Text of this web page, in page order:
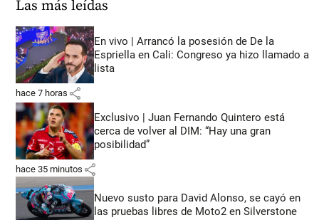
Las más leídas
En vivo | Arrancó la posesión de De la
Espriella en Cali: Congreso ya hizo llamado a
lista
hace 7 horas share
Exclusivo | Juan Fernando Quintero está
cerca de volver al DIM: “Hay una gran
posibilidad”
hace 35 minutos share
Nuevo susto para David Alonso, se cayó en
las pruebas libres de Moto2 en Silverstone